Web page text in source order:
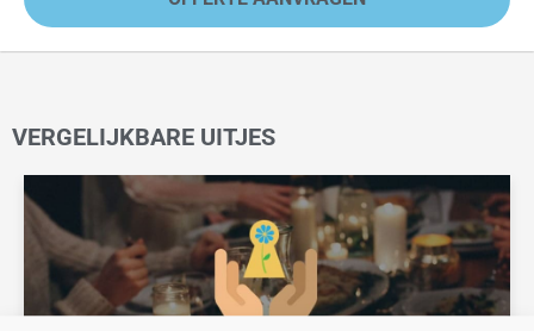
VERGELIJKBARE UITJES